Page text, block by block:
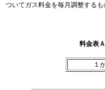
ついてガス料金を毎月調整するも
料金表Ａ
１